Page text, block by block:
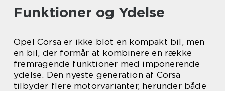
Funktioner og Ydelse
Opel Corsa er ikke blot en kompakt bil, men
en bil, der formår at kombinere en række
fremragende funktioner med imponerende
ydelse. Den nyeste generation af Corsa
tilbyder flere motorvarianter, herunder både